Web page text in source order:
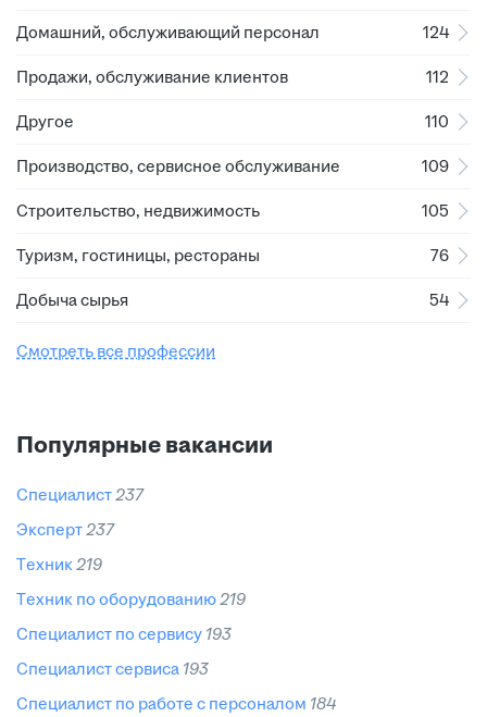
Домашний, обслуживающий персонал 124
Продажи, обслуживание клиентов 112
Другое 110
Производство, сервисное обслуживание 109
Строительство, недвижимость 105
Туризм, гостиницы, рестораны 76
Добыча сырья 54
Смотреть все профессии
Популярные вакансии
специалист 237
эксперт 237
техник 219
техник по оборудованию 219
специалист по сервису 193
специалист сервиса 193
специалист по работе с персоналом 184